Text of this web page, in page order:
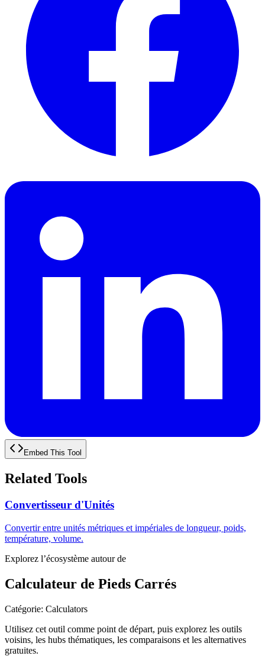
Embed This Tool
Related Tools
Convertisseur d'Unités
Convertir entre unités métriques et impériales de longueur, poids,
température, volume.
Explorez l’écosystème autour de
Calculateur de Pieds Carrés
Catégorie: Calculators
Utilisez cet outil comme point de départ, puis explorez les outils
voisins, les hubs thématiques, les comparaisons et les alternatives
gratuites.